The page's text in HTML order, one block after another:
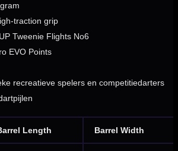
traction grip
Tweenie Flights No6
EVO Points
recreatieve spelers en competitiedarters
Length Barrel Width